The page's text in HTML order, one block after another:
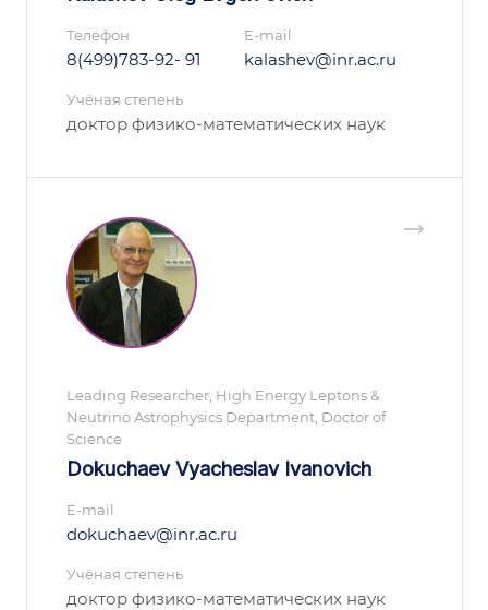
Телефон
8(499)783-92- 91
E-mail
kalashev@inr.ac.ru
Учёная степень
доктор физико-математических наук
Leading Researcher, High Energy Leptons &
Neutrino Astrophysics Department, Doctor of
Science
Dokuchaev Vyacheslav Ivanovich
E-mail
dokuchaev@inr.ac.ru
Учёная степень
доктор физико-математических наук